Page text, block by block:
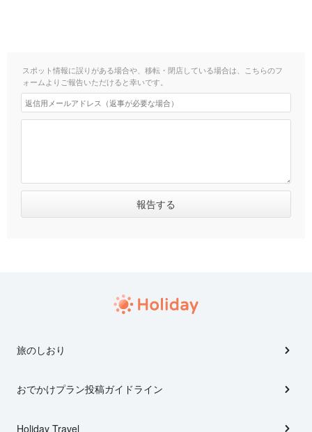
スポット情報に誤りがある場合や、移転・閉店している場合は、こちらのフ
ォームよりご報告いただけると幸いです。
旅のしおり
おでかけプラン投稿ガイドライン
Holiday Travel